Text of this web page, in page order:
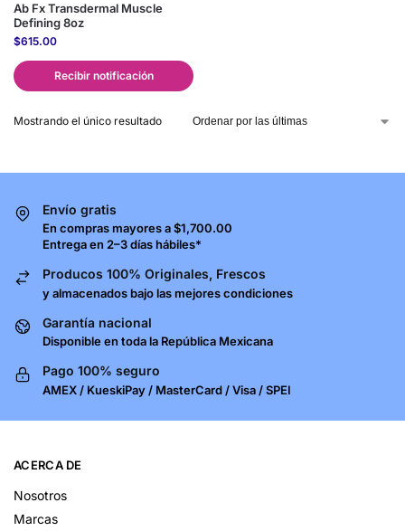
Ab Fx Transdermal Muscle
Defining 8oz
$615.00
Recibir notificación
Mostrando el único resultado
Envío gratis
En compras mayores a $1,700.00
Entrega en 2–3 días hábiles*
Producos 100% Originales, Frescos
y almacenados bajo las mejores condiciones
Garantía nacional
Disponible en toda la República Mexicana
Pago 100% seguro
AMEX / KueskiPay / MasterCard / Visa / SPEI
ACERCA DE
Nosotros
Marcas